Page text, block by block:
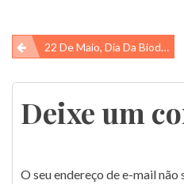
Navegação
de
Post
22 De Maio, Dia Da Biodiversidade
Deixe um
O seu endereço de e-mail não